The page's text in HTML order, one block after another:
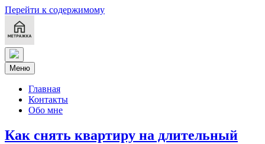
Перейти к содержимому
Меню
Главная
Контакты
Обо мне
Как снять квартиру на длительный